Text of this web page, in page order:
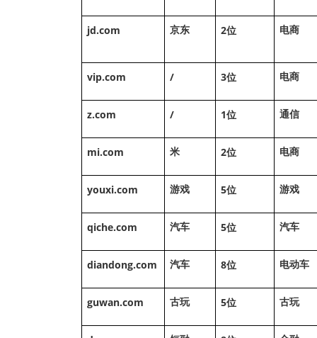
jd.com 京东 2位 电商
vip.com / 3位 电商
z.com / 1位 通信
mi.com 米 2位 电商
youxi.com 游戏 5位 游戏
qiche.com 汽车 5位 汽车
diandong.com 汽车 8位 电动车
guwan.com 古玩 5位 古玩